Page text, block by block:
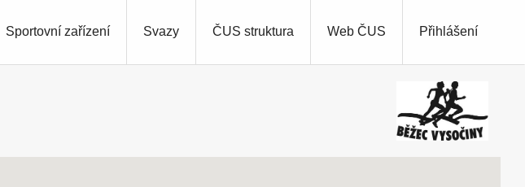
Přihlášení
Sportovní zařízení Svazy ČUS struktura Web ČUS